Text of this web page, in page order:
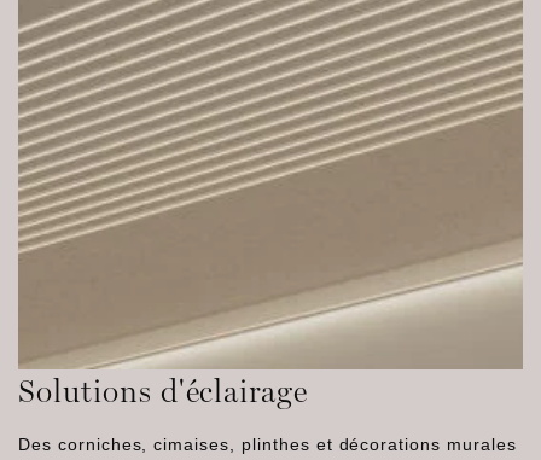
Solutions d'éclairage
Des corniches, cimaises, plinthes et décorations murales